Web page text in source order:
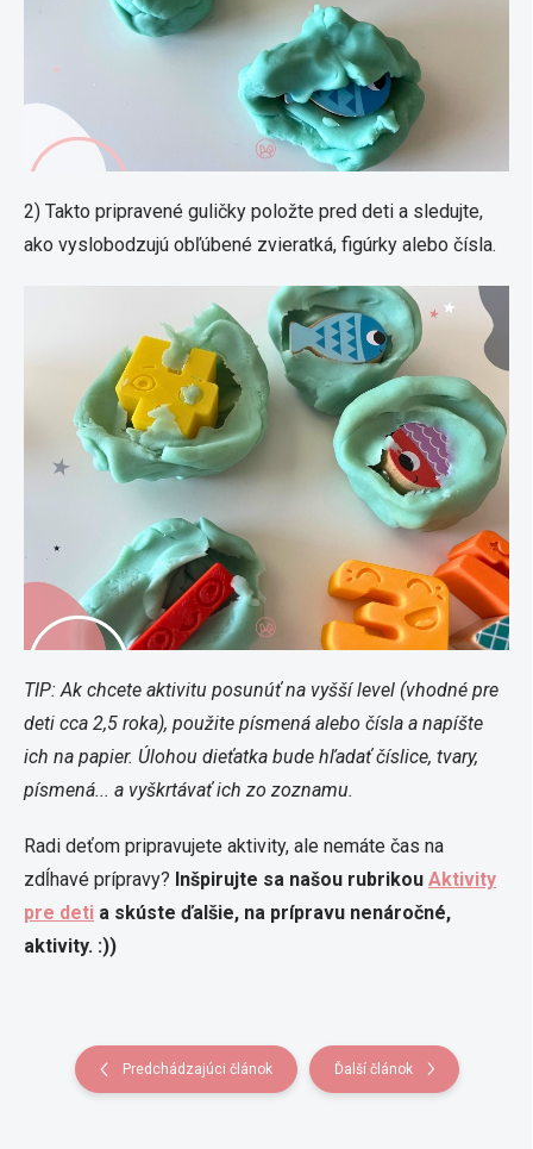
2) Takto pripravené guličky položte pred deti a sledujte,
ako vyslobodzujú obľúbené zvieratká, figúrky alebo čísla.
TIP: Ak chcete aktivitu posunúť na vyšší level (vhodné pre
deti cca 2,5 roka), použite písmená alebo čísla a napíšte
ich na papier. Úlohou dieťatka bude hľadať číslice, tvary,
písmená... a vyškrtávať ich zo zoznamu.
Radi deťom pripravujete aktivity, ale nemáte čas na
zdĺhavé prípravy? Inšpirujte sa našou rubrikou Aktivity
pre deti a skúste ďalšie, na prípravu nenáročné,
aktivity. :))
Predchádzajúci článok Ďalší článok